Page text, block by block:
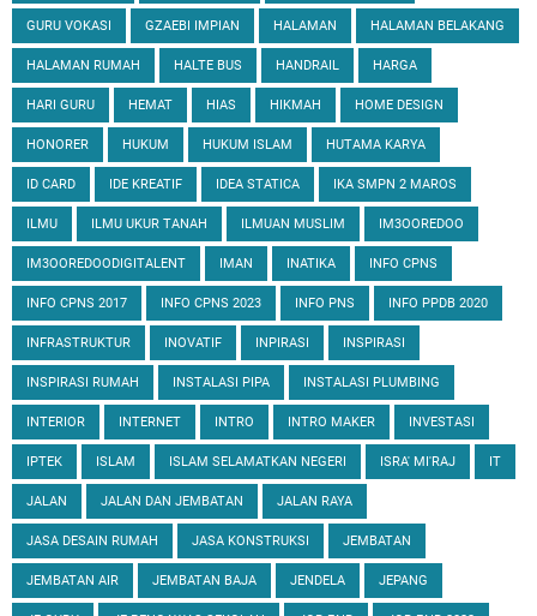
GURU VOKASI GZAEBI IMPIAN HALAMAN HALAMAN BELAKANG
HALAMAN RUMAH HALTE BUS HANDRAIL HARGA
HARI GURU HEMAT HIAS HIKMAH HOME DESIGN
HONORER HUKUM HUKUM ISLAM HUTAMA KARYA
ID CARD IDE KREATIF IDEA STATICA IKA SMPN 2 MAROS
ILMU ILMU UKUR TANAH ILMUAN MUSLIM IM3OOREDOO
IM3OOREDOODIGITALENT IMAN INATIKA INFO CPNS
INFO CPNS 2017 INFO CPNS 2023 INFO PNS INFO PPDB 2020
INFRASTRUKTUR INOVATIF INPIRASI INSPIRASI
INSPIRASI RUMAH INSTALASI PIPA INSTALASI PLUMBING
INTERIOR INTERNET INTRO INTRO MAKER INVESTASI
IPTEK ISLAM ISLAM SELAMATKAN NEGERI ISRA' MI'RAJ IT
JALAN JALAN DAN JEMBATAN JALAN RAYA
JASA DESAIN RUMAH JASA KONSTRUKSI JEMBATAN
JEMBATAN AIR JEMBATAN BAJA JENDELA JEPANG